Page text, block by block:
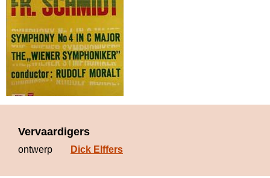
Vervaardigers
ontwerp Dick Elffers